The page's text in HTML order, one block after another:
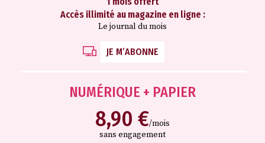
Accès illimité au magazine en ligne :
Le journal du mois
JE M’ABONNE
NUMÉRIQUE + PAPIER
8,90 €/mois
sans engagement